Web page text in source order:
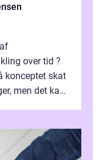
over tid ?
konceptet skat
men det kan